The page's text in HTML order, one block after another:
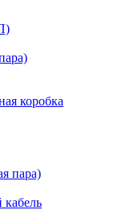
коробка
пара)